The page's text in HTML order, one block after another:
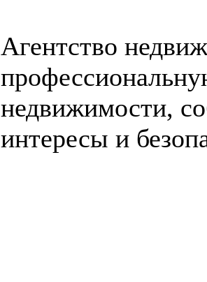
Агентство
недвижимости,
интересы и